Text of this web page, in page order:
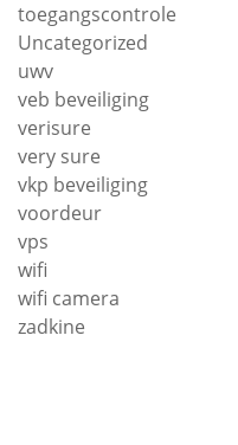
toegangscontrole
Uncategorized
uwv
veb beveiliging
verisure
very sure
vkp beveiliging
voordeur
vps
wifi
wifi camera
zadkine